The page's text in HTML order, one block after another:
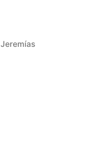
Posted
Jeremías